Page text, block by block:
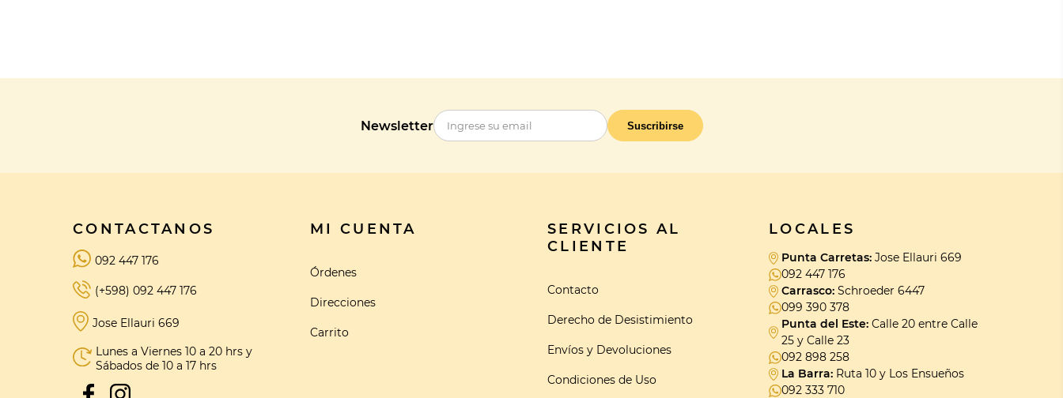
Newsletter Suscribirse
CONTACTANOS
092 447 176
(+598) 092 447 176
Jose Ellauri 669
Lunes a Viernes 10 a 20 hrs y
Sábados de 10 a 17 hrs
MI CUENTA
Órdenes
Direcciones
Carrito
SERVICIOS AL
CLIENTE
Contacto
Derecho de Desistimiento
Envíos y Devoluciones
Condiciones de Uso
LOCALES
Punta Carretas: Jose Ellauri 669
092 447 176
Carrasco: Schroeder 6447
099 390 378
Punta del Este: Calle 20 entre Calle
25 y Calle 23
092 898 258
La Barra: Ruta 10 y Los Ensueños
092 333 710